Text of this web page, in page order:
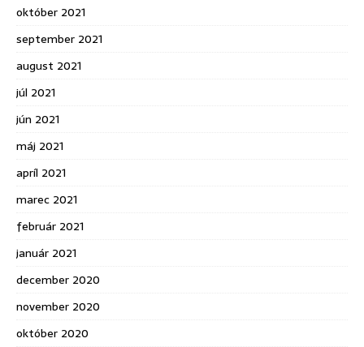
október 2021
september 2021
august 2021
júl 2021
jún 2021
máj 2021
apríl 2021
marec 2021
február 2021
január 2021
december 2020
november 2020
október 2020